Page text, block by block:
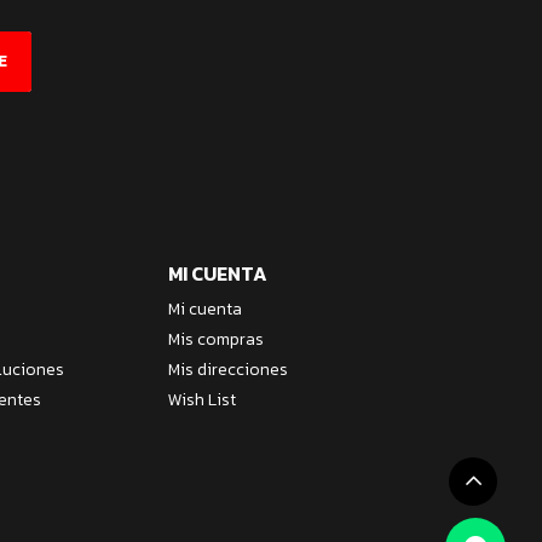
MI CUENTA
Mi cuenta
Mis compras
Mis direcciones
Wish List